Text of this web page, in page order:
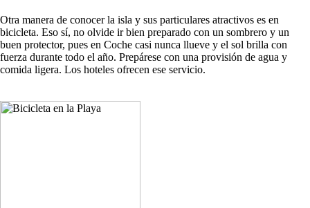
Otra manera de conocer la isla y sus particulares atractivos es en
bicicleta. Eso sí, no olvide ir bien preparado con un sombrero y un
buen protector, pues en Coche casi nunca llueve y el sol brilla con
fuerza durante todo el año. Prepárese con una provisión de agua y
comida ligera. Los hoteles ofrecen ese servicio.